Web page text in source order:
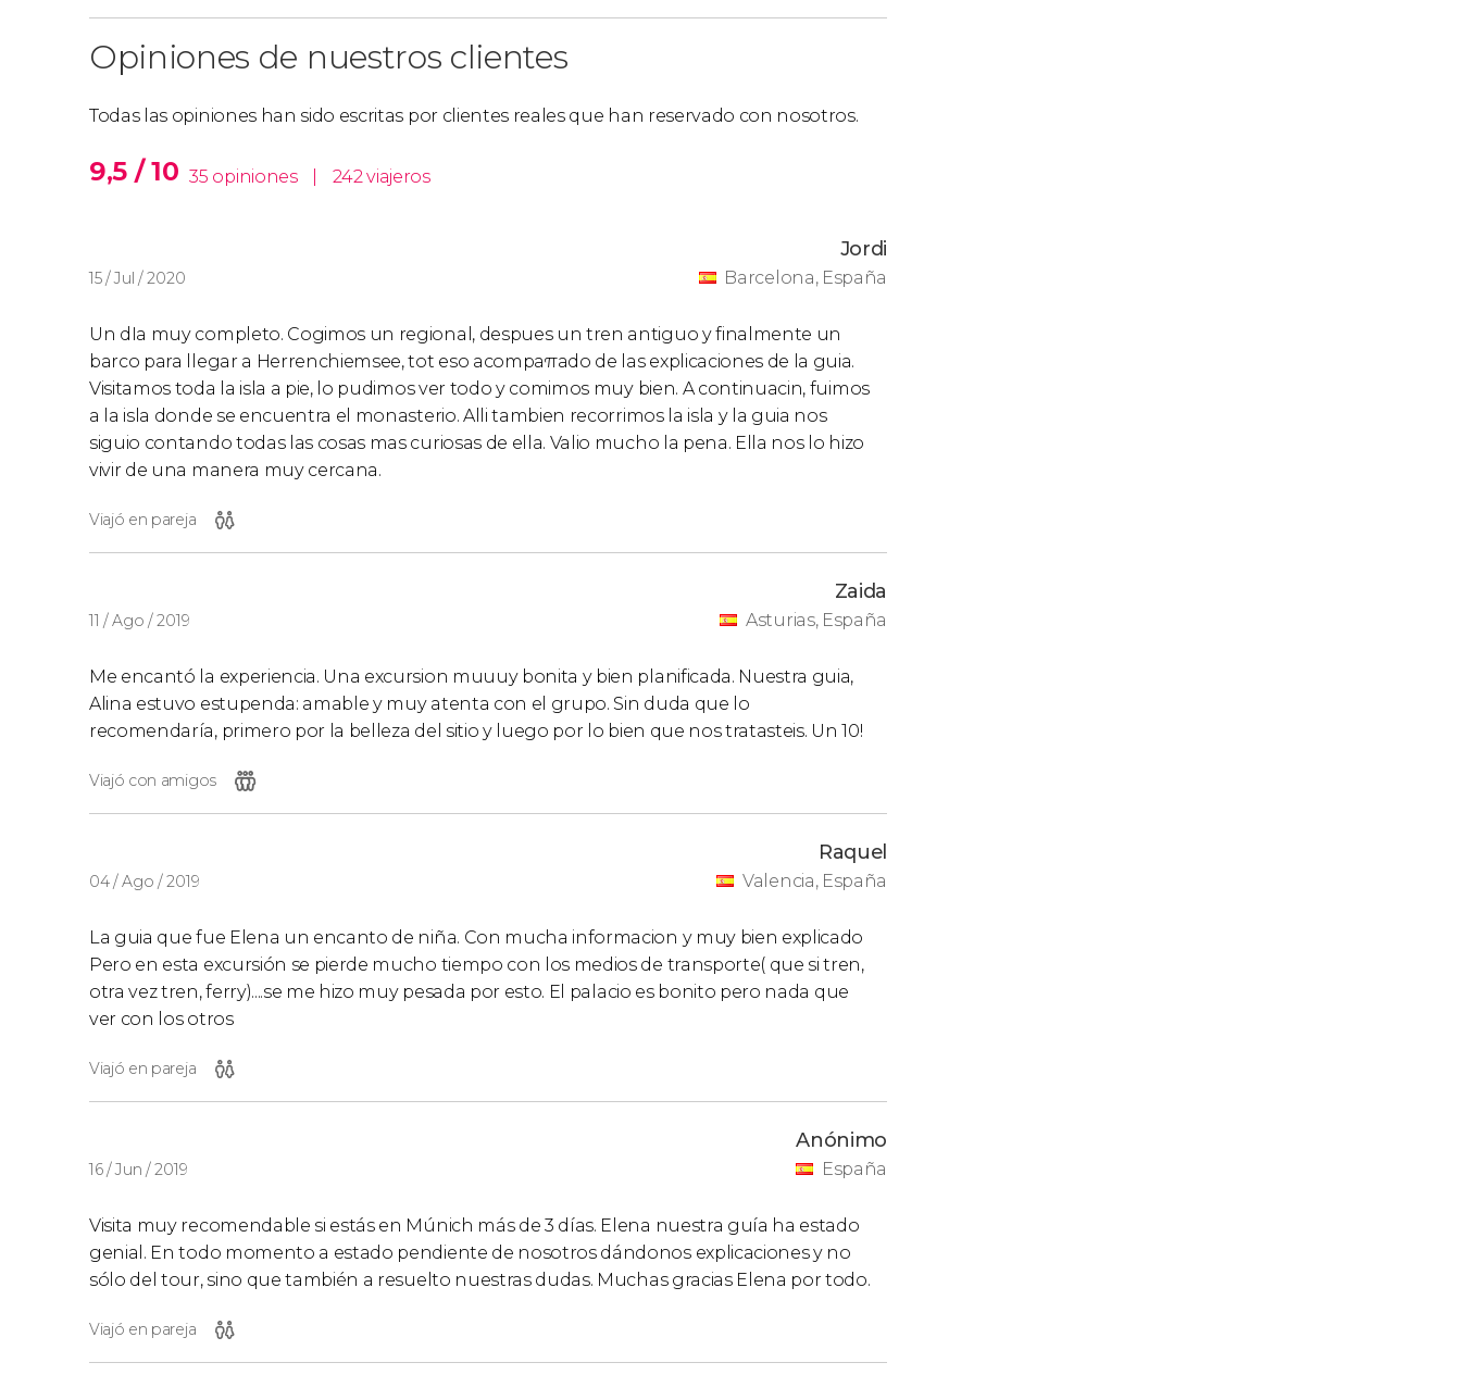
Opiniones de nuestros clientes
Todas las opiniones han sido escritas por clientes reales que han reservado con nosotros.
9,5 / 10 35 opiniones 242 viajeros
15 / Jul / 2020
Jordi
Barcelona, España
Un dIa muy completo. Cogimos un regional, despues un tren antiguo y finalmente un
barco para llegar a Herrenchiemsee, tot eso acompaπado de las explicaciones de la guia.
Visitamos toda la isla a pie, lo pudimos ver todo y comimos muy bien. A continuacin, fuimos
a la isla donde se encuentra el monasterio. Alli tambien recorrimos la isla y la guia nos
siguio contando todas las cosas mas curiosas de ella. Valio mucho la pena. Ella nos lo hizo
vivir de una manera muy cercana.
Viajó en pareja
11 / Ago / 2019
Zaida
Asturias, España
Me encantó la experiencia. Una excursion muuuy bonita y bien planificada. Nuestra guia,
Alina estuvo estupenda: amable y muy atenta con el grupo. Sin duda que lo
recomendaría, primero por la belleza del sitio y luego por lo bien que nos tratasteis. Un 10!
Viajó con amigos
04 / Ago / 2019
Raquel
Valencia, España
La guia que fue Elena un encanto de niña. Con mucha informacion y muy bien explicado
Pero en esta excursión se pierde mucho tiempo con los medios de transporte( que si tren,
otra vez tren, ferry)....se me hizo muy pesada por esto. El palacio es bonito pero nada que
ver con los otros
Viajó en pareja
16 / Jun / 2019
Anónimo
España
Visita muy recomendable si estás en Múnich más de 3 días. Elena nuestra guía ha estado
genial. En todo momento a estado pendiente de nosotros dándonos explicaciones y no
sólo del tour, sino que también a resuelto nuestras dudas. Muchas gracias Elena por todo.
Viajó en pareja